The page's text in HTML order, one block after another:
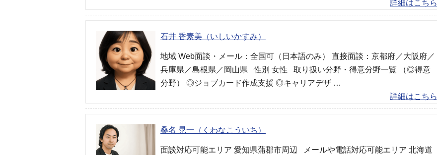
詳細はこちら
石井 香素美（いしいかすみ）
地域 Web面談・メール：全国可（日本語のみ） 直接面談：京都府／大阪府／
兵庫県／島根県／岡山県 性別 女性 取り扱い分野・得意分野一覧 （◎得意
分野） ◎ジョブカード作成支援 ◎キャリアデザ …
詳細はこちら
桑名 晃一（くわなこういち）
面談対応可能エリア 愛知県蒲郡市周辺 メールや電話対応可能エリア 北海道